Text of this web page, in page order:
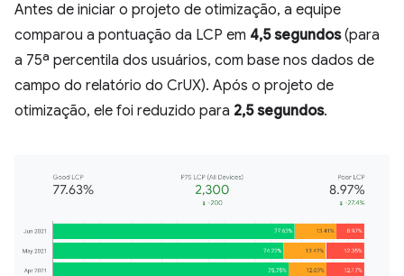
Antes de iniciar o projeto de otimização, a equipe
comparou a pontuação da LCP em 4,5 segundos(para
a 75ª percentila dos usuários, com base nos dados de
campo do relatório do CrUX). Após o projeto de
otimização, ele foi reduzido para 2,5 segundos.